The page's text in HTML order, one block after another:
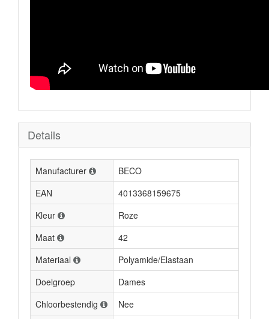
Details
Manufacturer
BECO
EAN
4013368159675
Kleur
Roze
Maat
42
Materiaal
Polyamide/Elastaan
Doelgroep
Dames
Chloorbestendig
Nee